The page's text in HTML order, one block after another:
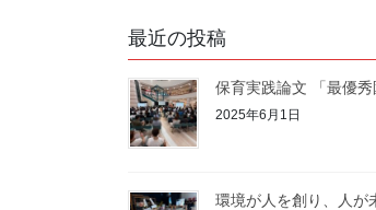
最近の投稿
保育実践論文 「最優
2025年6月1日
環境が人を創り、人が